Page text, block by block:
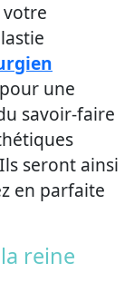
votre
une
savoir-faire
seront ainsi
en parfaite
reine